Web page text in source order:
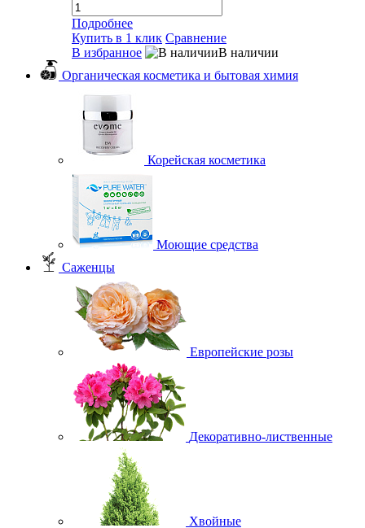
Подробнее
Купить в 1 клик Сравнение
В избранное
В наличии
Органическая косметика и бытовая химия
Корейская косметика
Моющие средства
Саженцы
Европейские розы
Декоративно-лиственные
Хвойные